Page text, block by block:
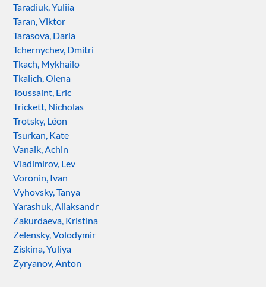
Taradiuk, Yuliia
Taran, Viktor
Tarasova, Daria
Tchernychev, Dmitri
Tkach, Mykhailo
Tkalich, Olena
Toussaint, Eric
Trickett, Nicholas
Trotsky, Léon
Tsurkan, Kate
Vanaik, Achin
Vladimirov, Lev
Voronin, Ivan
Vyhovsky, Tanya
Yarashuk, Aliaksandr
Zakurdaeva, Kristina
Zelensky, Volodymir
Ziskina, Yuliya
Zyryanov, Anton